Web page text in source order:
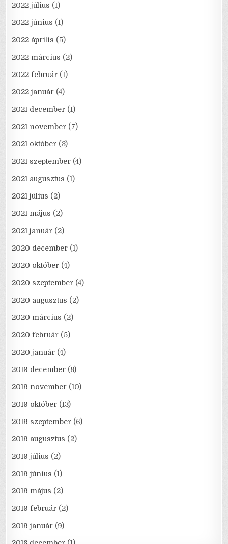
2022 július (1)
2022 június (1)
2022 április (5)
2022 március (2)
2022 február (1)
2022 január (4)
2021 december (1)
2021 november (7)
2021 október (3)
2021 szeptember (4)
2021 augusztus (1)
2021 július (2)
2021 május (2)
2021 január (2)
2020 december (1)
2020 október (4)
2020 szeptember (4)
2020 augusztus (2)
2020 március (2)
2020 február (5)
2020 január (4)
2019 december (8)
2019 november (10)
2019 október (13)
2019 szeptember (6)
2019 augusztus (2)
2019 július (2)
2019 június (1)
2019 május (2)
2019 február (2)
2019 január (9)